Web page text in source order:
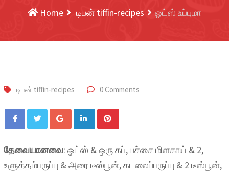
Home டிபன் tiffin-recipes ஓட்ஸ் உப்புமா
டிபன் tiffin-recipes 0 Comments
தேவையானவை: ஓட்ஸ் & ஒரு கப், பச்சை மிளகாய் & 2,
உளுத்தம்பருப்பு & அரை டீஸ்பூன், கடலைப்பருப்பு & 2 டீஸ்பூன்,